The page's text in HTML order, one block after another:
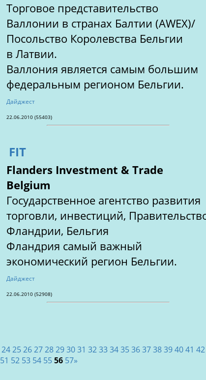
Торговое представительство
Валлонии в странах Балтии (AWEX)/
Посольство Королевства Бельгии
в Латвии.
Валлония является самым большим
федеральным регионом Бельгии.
Дайджест
22.06.2010 (55403)
FIT
Flanders Investment & Trade
Belgium
Государственное агентство развития
торговли, инвестиций,
Фландрии, Бельгия
Фландрия самый важный
экономический регион Бельгии.
Дайджест
22.06.2010 (52908)
2425262728293031 32333435363738394041 42
51 52 53 54 5556 57»